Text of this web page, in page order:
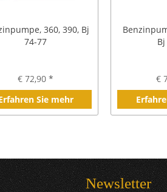
360, 390, Bj
74-77
€ 72,90 *
Sie mehr
€
Newsletter